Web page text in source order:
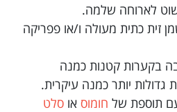
לארוחה שלמה.
זית כתית מעולה ו/או פפריקה
בקערות קטנות כמנה
גדולות יותר כמנה עיקרית.
תוספת של חומוס או סלט